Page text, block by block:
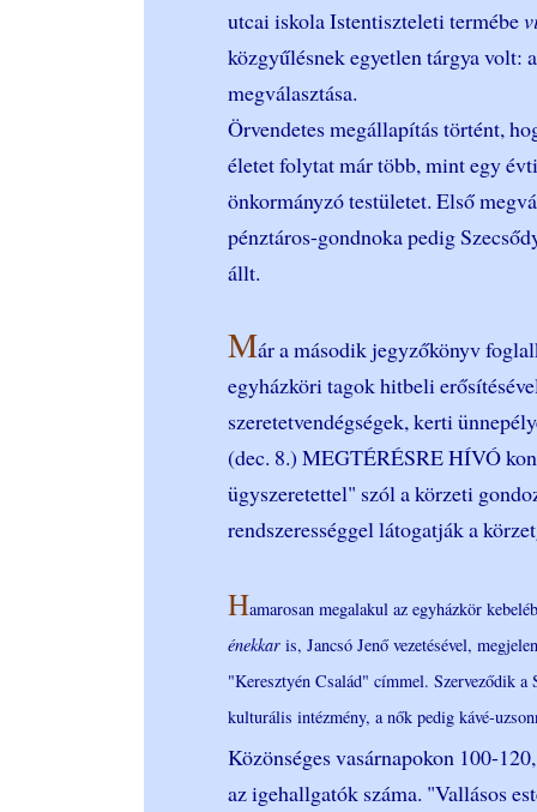
utcai iskola Istentiszteleti termébe
közgyűlésnek egyetlen tárgya volt:
megválasztása.
Örvendetes megállapítás történt,
életet folytat már több, mint egy
önkormányzó testületet. Első
pénztáros-gondnoka pedig
állt.
Már a második jegyzőkönyv
egyházköri tagok hitbeli
szeretetvendégségek, kerti
(dec. 8.) MEGTÉRÉSRE HÍVÓ
ügyszeretettel" szól a körzeti
rendszerességgel látogatják a
Hamarosan megalakul az egyházkör
énekkar is, Jancsó Jenő vezetésével,
"Keresztyén Család" címmel. Szerveződik
kulturális intézmény, a nők pedig kávé-
Közönséges vasárnapokon 100-
az igehallgatók száma. "Vallásos